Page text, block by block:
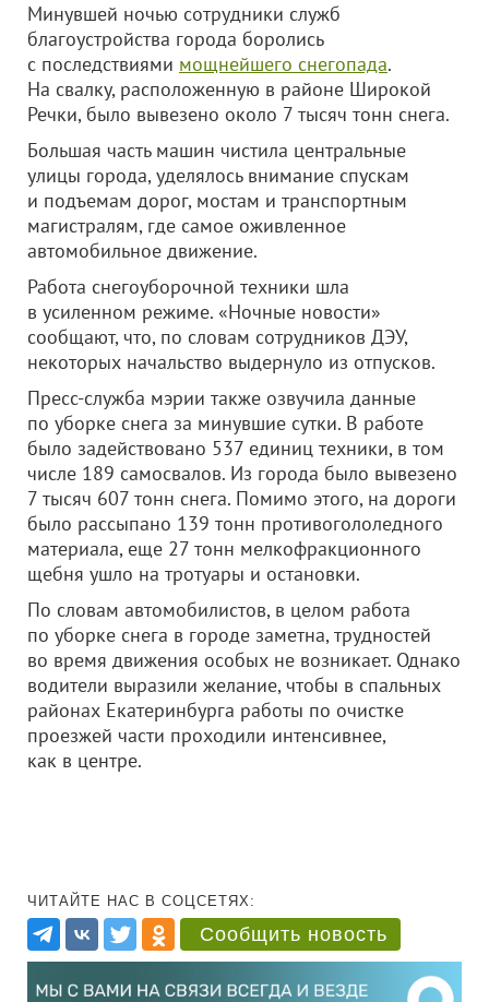
Минувшей ночью сотрудники служб
благоустройства города боролись
с последствиями мощнейшего снегопада.
На свалку, расположенную в районе Широкой
Речки, было вывезено около 7 тысяч тонн снега.
Большая часть машин чистила центральные
улицы города, уделялось внимание спускам
и подъемам дорог, мостам и транспортным
магистралям, где самое оживленное
автомобильное движение.
Работа снегоуборочной техники шла
в усиленном режиме. «Ночные новости»
сообщают, что, по словам сотрудников ДЭУ,
некоторых начальство выдернуло из отпусков.
Пресс-служба мэрии также озвучила данные
по уборке снега за минувшие сутки. В работе
было задействовано 537 единиц техники, в том
числе 189 самосвалов. Из города было вывезено
7 тысяч 607 тонн снега. Помимо этого, на дороги
было рассыпано 139 тонн противогололедного
материала, еще 27 тонн мелкофракционного
щебня ушло на тротуары и остановки.
По словам автомобилистов, в целом работа
по уборке снега в городе заметна, трудностей
во время движения особых не возникает. Однако
водители выразили желание, чтобы в спальных
районах Екатеринбурга работы по очистке
проезжей части проходили интенсивнее,
как в центре.
ЧИТАЙТЕ НАС В СОЦСЕТЯХ:
Сообщить новость